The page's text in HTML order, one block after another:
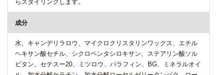
らスタイリングします。
成分
水、キャンデリラロウ、マイクロクリスタリンワックス、エチル
ヘキサン酸セチル、シクロペンタシロキサン、ステアリン酸ソル
ビタン、セテスー20、ミツロウ、パラフィン、BG、ミネラルオイ